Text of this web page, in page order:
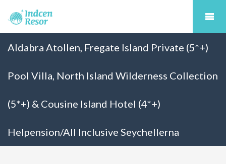
Aldabra Atollen, Fregate Island Private (5*+)
Pool Villa, North Island Wilderness Collection
(5*+) & Cousine Island Hotel (4*+)
Helpension/All Inclusive Seychellerna